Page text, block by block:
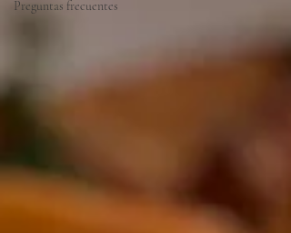
Preguntas frecuentes